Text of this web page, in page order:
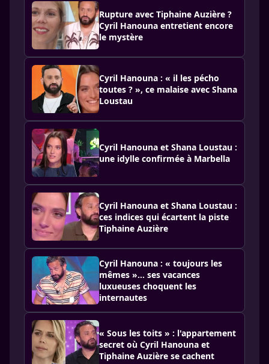
Rupture avec Tiphaine Auzière ?
Cyril Hanouna entretient encore
le mystère
Cyril Hanouna : « il les pécho
toutes ? », ce malaise avec Shana
Loustau
Cyril Hanouna et Shana Loustau :
une idylle confirmée à Marbella
Cyril Hanouna et Shana Loustau :
ces indices qui écartent la piste
Tiphaine Auzière
Cyril Hanouna : « toujours les
mêmes »… ses vacances
luxueuses choquent les
internautes
« Sous les toits » : l'appartement
secret où Cyril Hanouna et
Tiphaine Auzière se cachent